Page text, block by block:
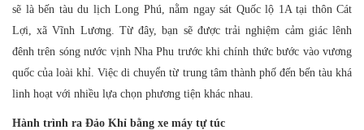
sẽ là bến tàu du lịch Long Phú, nằm ngay sát Quốc lộ 1A tại thôn Cát
Lợi, xã Vĩnh Lương. Từ đây, bạn sẽ được trải nghiệm cảm giác lênh
đênh trên sóng nước vịnh Nha Phu trước khi chính thức bước vào vương
quốc của loài khỉ. Việc di chuyển từ trung tâm thành phố đến bến tàu khá
linh hoạt với nhiều lựa chọn phương tiện khác nhau.
Hành trình ra Đảo Khỉ bằng xe máy tự túc